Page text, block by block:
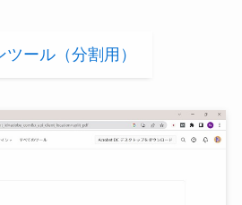
ール（分割用）